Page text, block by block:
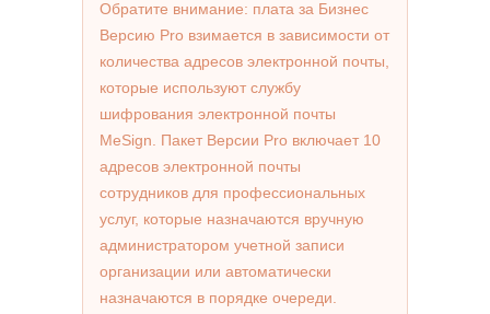
Обратите внимание: плата за Бизнес
Версию Pro взимается в зависимости от
количества адресов электронной почты,
которые используют службу
шифрования электронной почты
MeSign. Пакет Версии Pro включает 10
адресов электронной почты
сотрудников для профессиональных
услуг, которые назначаются вручную
администратором учетной записи
организации или автоматически
назначаются в порядке очереди.